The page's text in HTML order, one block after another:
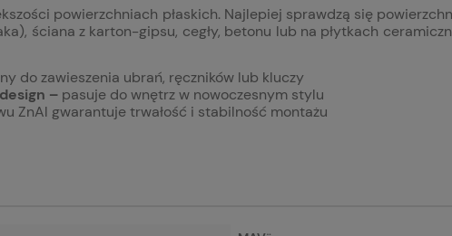
powierzchniach płaskich. Najlepiej sprawdzą się
ściana z karton-gipsu, cegły, betonu lub na płytkach
do zawieszenia ubrań, ręczników lub kluczy
– pasuje do wnętrz w nowoczesnym stylu
ZnAl gwarantuje trwałość i stabilność montażu